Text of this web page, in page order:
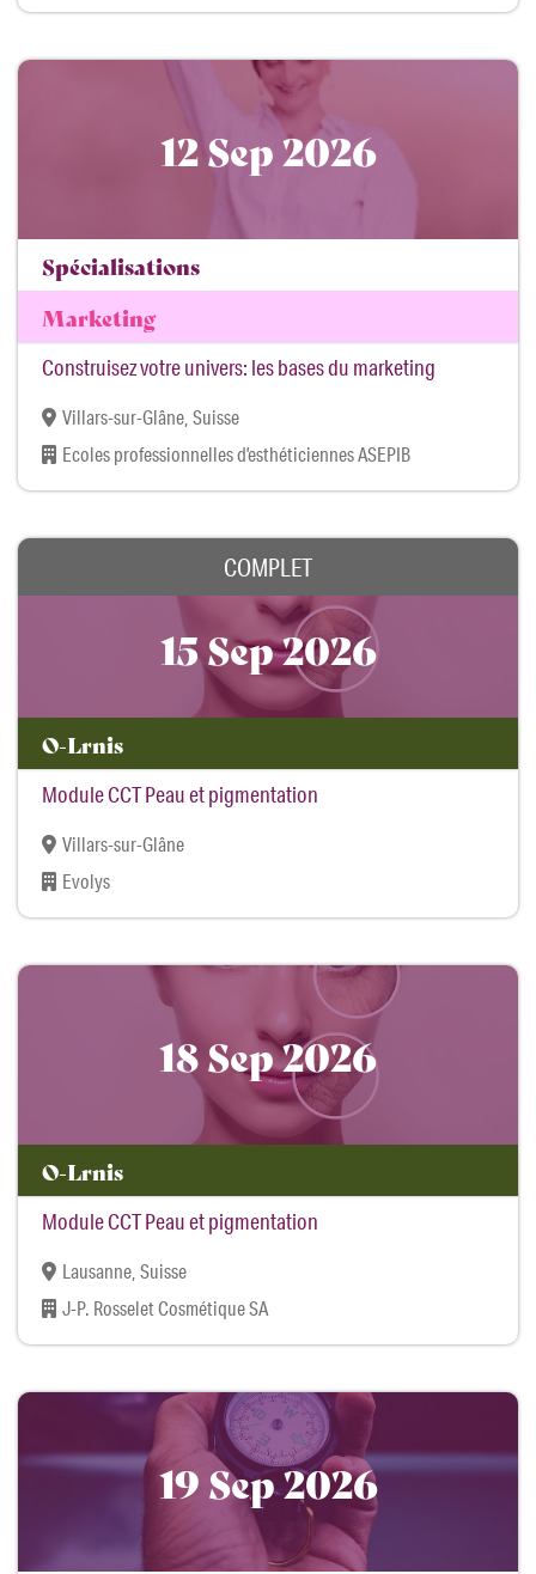
12 Sep 2026
Spécialisations
Marketing
Construisez votre univers: les bases du marketing
Villars-sur-Glâne, Suisse
Ecoles professionnelles d’esthéticiennes ASEPIB
COMPLET
15 Sep 2026
O-Lrnis
Module CCT Peau et pigmentation
Villars-sur-Glâne
Evolys
18 Sep 2026
O-Lrnis
Module CCT Peau et pigmentation
Lausanne, Suisse
J-P. Rosselet Cosmétique SA
19 Sep 2026